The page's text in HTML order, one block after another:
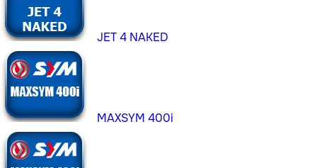
JET 4 NAKED
MAXSYM 400i